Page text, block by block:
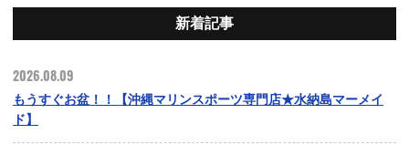
新着記事
2026.08.09
もうすぐお盆！！【沖縄マリンスポーツ専門店★水納島マーメイ
ド】